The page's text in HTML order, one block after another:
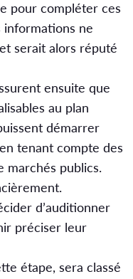
pour compléter ces
informations ne
serait alors réputé
ensuite que
au plan
démarrer
tenant compte des
marchés publics.
d’auditionner
préciser leur
étape, sera classé